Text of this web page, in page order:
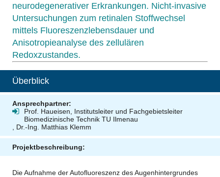
neurodegenerativer Erkrankungen. Nicht-invasive
Untersuchungen zum retinalen Stoffwechsel
mittels Fluoreszenzlebensdauer und
Anisotropieanalyse des zellulären
Redoxzustandes.
Überblick
Ansprechpartner:
Prof. Haueisen, Institutsleiter und Fachgebietsleiter
Biomedizinische Technik TU Ilmenau
, Dr.-Ing. Matthias Klemm
Projektbeschreibung:
Die Aufnahme der Autofluoreszenz des Augenhintergrundes